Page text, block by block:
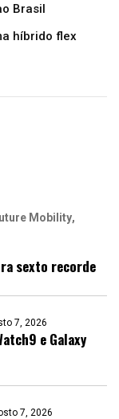
Brasil
híbrido flex
Mobility
sexto recorde
7, 2026
e Galaxy
7, 2026